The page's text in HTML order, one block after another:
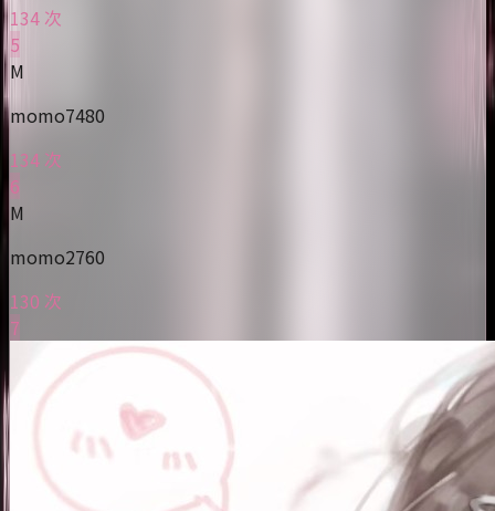
134 次
5
M
momo7480
134 次
6
M
momo2760
130 次
7